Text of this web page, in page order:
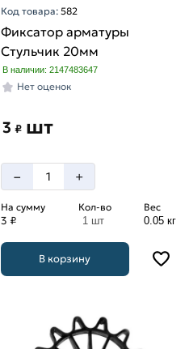
Код товара: 582
Фиксатор арматуры
Стульчик 20мм
В наличии: 2147483647
Нет оценок
3 ₽ шт
– +
На сумму
3 ₽
Кол-во
1 шт
Вес
0.05 кг
В корзину